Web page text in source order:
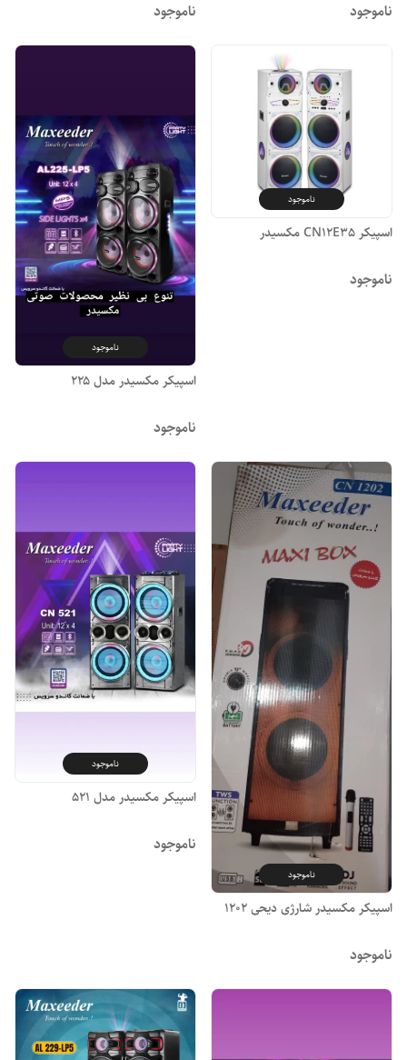
ناموجود ناموجود
ناموجود
اسپیکر CN12E35 مکسیدر
ناموجود
ناموجود
اسپیکر مکسیدر مدل ۲۲۵
ناموجود
ناموجود
اسپیکر مکسیدر شارژی دیحی ۱۲۰۲
ناموجود
ناموجود
اسپیکر مکسیدر مدل ۵۲۱
ناموجود